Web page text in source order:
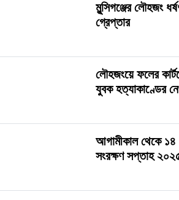
মুন্সিগঞ্জের লৌহজং
গ্রেপ্তার
লৌহজংয়ে ফলের
যুবক হত্যাকাণ্ডের
আগামীকাল থেকে ১৪
সংরক্ষণ সপ্তাহ